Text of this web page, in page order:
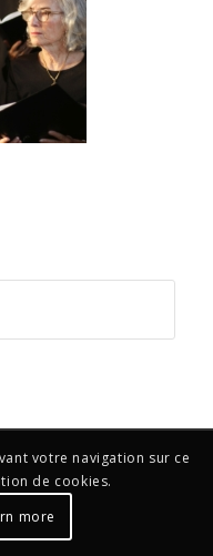
votre navigation sur ce
de cookies.
more